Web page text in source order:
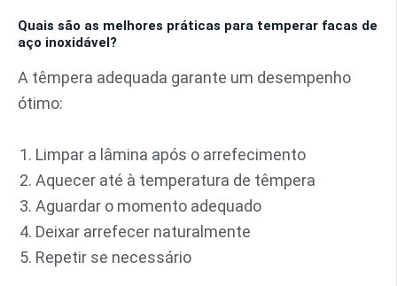
Quais são as melhores práticas para temperar facas de
aço inoxidável?
A têmpera adequada garante um desempenho
ótimo:
Limpar a lâmina após o arrefecimento
Aquecer até à temperatura de têmpera
Aguardar o momento adequado
Deixar arrefecer naturalmente
Repetir se necessário